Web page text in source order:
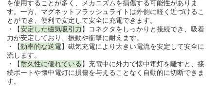
を使用することが多く、メカニズムを損傷する可能性がありま
す。一方、マグネットフラッシュライトは外側に軽く近づけるこ
とができ、便利で安定して安全に充電できます。
・【安定した磁気吸引力 】コネクタをしっかりと接続でき、吸着
力が安定しており、振動や衝撃に耐えます。
・【効率的な送電】磁気充電により大きい電流を安定して安全に
流します。
・【耐久性に優れている 】充電中に外力で懐中電灯を離すと、接
続ポートや懐中電灯に損傷を与えることなく自動的に切断できま
す。